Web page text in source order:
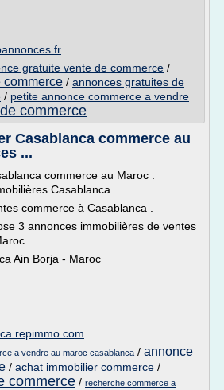
gratuite vente de commerce /
commerce / annonces gratuites de
/ petite annonce commerce a vendre
commerce
Casablanca commerce au
...
commerce au Maroc :
Casablanca
commerce à Casablanca .
3 annonces immobilières de ventes
Ain Borja - Maroc
a vendre au maroc casablanca / annonce
/ achat immobilier commerce /
commerce / recherche commerce a